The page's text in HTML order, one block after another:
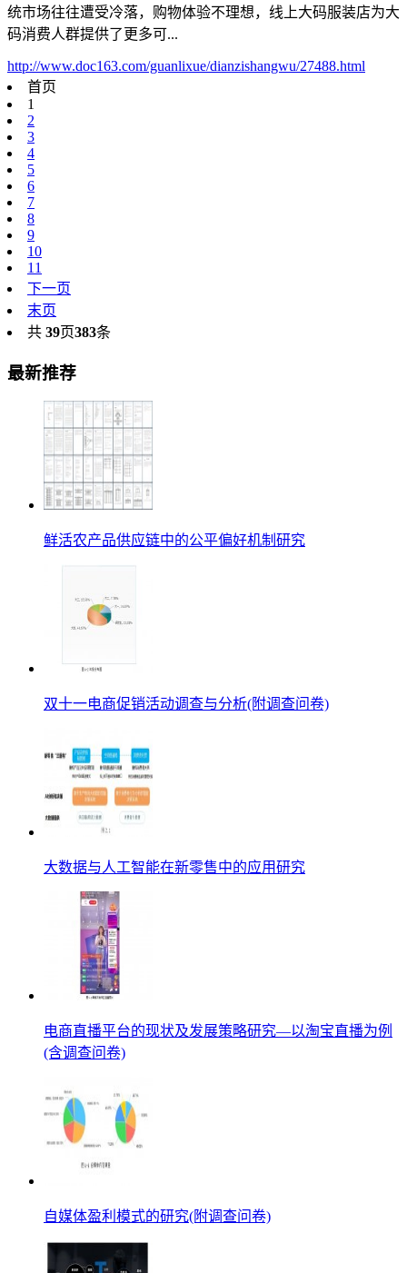
统市场往往遭受冷落，购物体验不理想，线上大码服装店为大
码消费人群提供了更多可...
http://www.doc163.com/guanlixue/dianzishangwu/27488.html
首页
1
2
3
4
5
6
7
8
9
10
11
下一页
末页
共 39页383条
最新推荐
鲜活农产品供应链中的公平偏好机制研究
双十一电商促销活动调查与分析(附调查问卷)
大数据与人工智能在新零售中的应用研究
电商直播平台的现状及发展策略研究—以淘宝直播为例
(含调查问卷)
自媒体盈利模式的研究(附调查问卷)